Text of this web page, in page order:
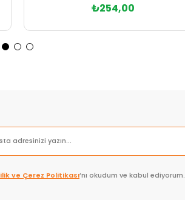
₺254,00
ve Çerez Politikası’nı okudum ve kabul ediyorum.